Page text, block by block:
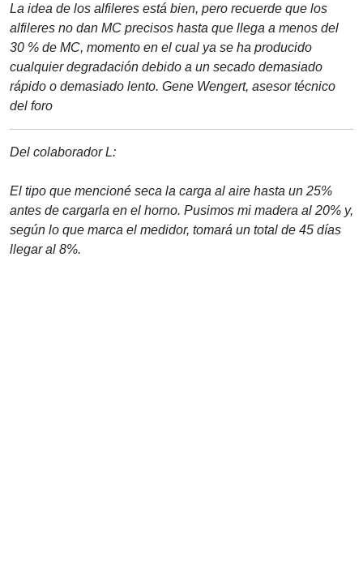
La idea de los alfileres está bien, pero recuerde que los
alfileres no dan MC precisos hasta que llega a menos del
30 % de MC, momento en el cual ya se ha producido
cualquier degradación debido a un secado demasiado
rápido o demasiado lento. Gene Wengert, asesor técnico
del foro
Del colaborador L:
El tipo que mencioné seca la carga al aire hasta un 25%
antes de cargarla en el horno. Pusimos mi madera al 20% y,
según lo que marca el medidor, tomará un total de 45 días
llegar al 8%.